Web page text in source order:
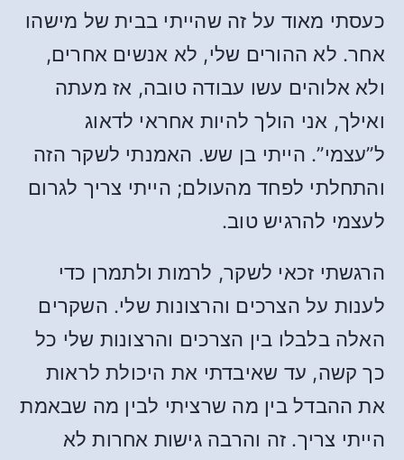
כעסתי מאוד על זה שהייתי בבית של מישהו
אחר. לא ההורים שלי, לא אנשים אחרים,
ולא אלוהים עשו עבודה טובה, אז מעתה
ואילך, אני הולך להיות אחראי לדאוג
ל”עצמי”. הייתי בן שש. האמנתי לשקר הזה
והתחלתי לפחד מהעולם; הייתי צריך לגרום
לעצמי להרגיש טוב.
הרגשתי זכאי לשקר, לרמות ולתמרן כדי
לענות על הצרכים והרצונות שלי. השקרים
האלה בלבלו בין הצרכים והרצונות שלי כל
כך קשה, עד שאיבדתי את היכולת לראות
את ההבדל בין מה שרציתי לבין מה שבאמת
הייתי צריך. זה והרבה גישות אחרות לא